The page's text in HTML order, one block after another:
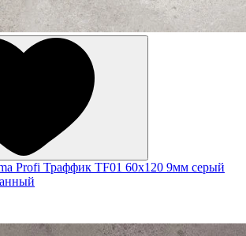
Profi Траффик TF01 60x120 9мм серый